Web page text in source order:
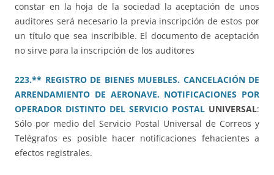
constar en la hoja de la sociedad la aceptación de unos
auditores será necesario la previa inscripción de estos por
un título que sea inscribible. El documento de aceptación
no sirve para la inscripción de los auditores
223.** REGISTRO DE BIENES MUEBLES. CANCELACIÓN DE
ARRENDAMIENTO DE AERONAVE. NOTIFICACIONES POR
OPERADOR DISTINTO DEL SERVICIO POSTAL UNIVERSAL:
Sólo por medio del Servicio Postal Universal de Correos y
Telégrafos es posible hacer notificaciones fehacientes a
efectos registrales.